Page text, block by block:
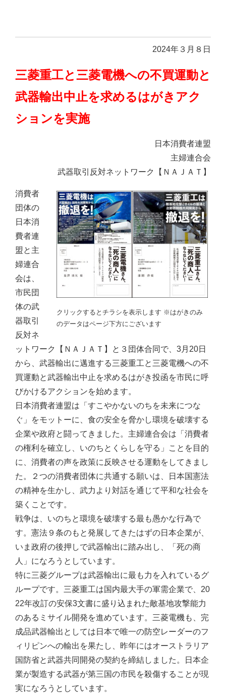
2024年３月８日
三菱重工と三菱電機への不買運動と
武器輸出中止を求めるはがきアク
ションを実施
日本消費者連盟
主婦連合会
武器取引反対ネットワーク【ＮＡＪＡＴ】
クリックするとチラシを表示します ※はがきのみ
のデータはページ下方にございます
消費者
団体の
日本消
費者連
盟と主
婦連合
会は、
市民団
体の武
器取引
反対ネ
ットワーク【ＮＡＪＡＴ】と３団体合同で、3月20日
から、武器輸出に邁進する三菱重工と三菱電機への不
買運動と武器輸出中止を求めるはがき投函を市民に呼
びかけるアクションを始めます。
日本消費者連盟は「すこやかないのちを未来につな
ぐ」をモットーに、食の安全を脅かし環境を破壊する
企業や政府と闘ってきました。主婦連合会は「消費者
の権利を確立し、いのちとくらしを守る」ことを目的
に、消費者の声を政策に反映させる運動をしてきまし
た。２つの消費者団体に共通する願いは、日本国憲法
の精神を生かし、武力より対話を通じて平和な社会を
築くことです。
戦争は、いのちと環境を破壊する最も愚かな行為で
す。憲法９条のもと発展してきたはずの日本企業が、
いま政府の後押しで武器輸出に踏み出し、「死の商
人」になろうとしています。
特に三菱グループは武器輸出に最も力を入れているグ
ループです。三菱重工は国内最大手の軍需企業で、20
22年改訂の安保3文書に盛り込まれた敵基地攻撃能力
のあるミサイル開発を進めています。三菱電機も、完
成品武器輸出としては日本で唯一の防空レーダーのフ
ィリピンへの輸出を果たし、昨年にはオーストラリア
国防省と武器共同開発の契約を締結しました。日本企
業が製造する武器が第三国の市民を殺傷することが現
実になろうとしています。